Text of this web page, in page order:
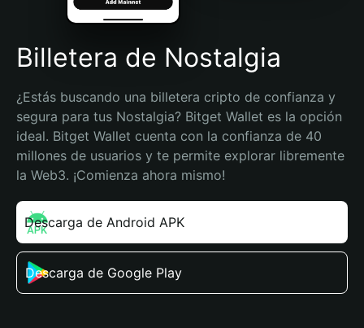
Español (Argentina)
Billetera de Nostalgia
¿Estás buscando una billetera cripto de confianza y
segura para tus Nostalgia? Bitget Wallet es la opción
ideal. Bitget Wallet cuenta con la confianza de 40
millones de usuarios y te permite explorar libremente
la Web3. ¡Comienza ahora mismo!
Descarga de Android APK
Descarga de Google Play